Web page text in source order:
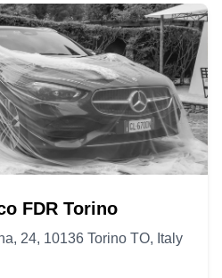
FDR Torino
24, 10136 Torino TO, Italy